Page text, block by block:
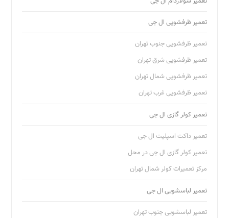
تعمیر ظرفشویی ال جی
تعمیر ظرفشویی جنوب تهران
تعمیر ظرفشویی شرق تهران
تعمیر ظرفشویی شمال تهران
تعمیر ظرفشویی غرب تهران
تعمیر کولر گازی ال جی
تعمیر داکت اسپلیت ال جی
تعمیر کولر گازی ال جی در محل
مرکز تعمیرات کولر شمال تهران
تعمیر لباسشویی ال جی
تعمیر لباسشویی جنوب تهران